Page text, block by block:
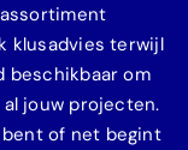
klusadvies terwijl
beschikbaar om
jouw projecten.
of net begint